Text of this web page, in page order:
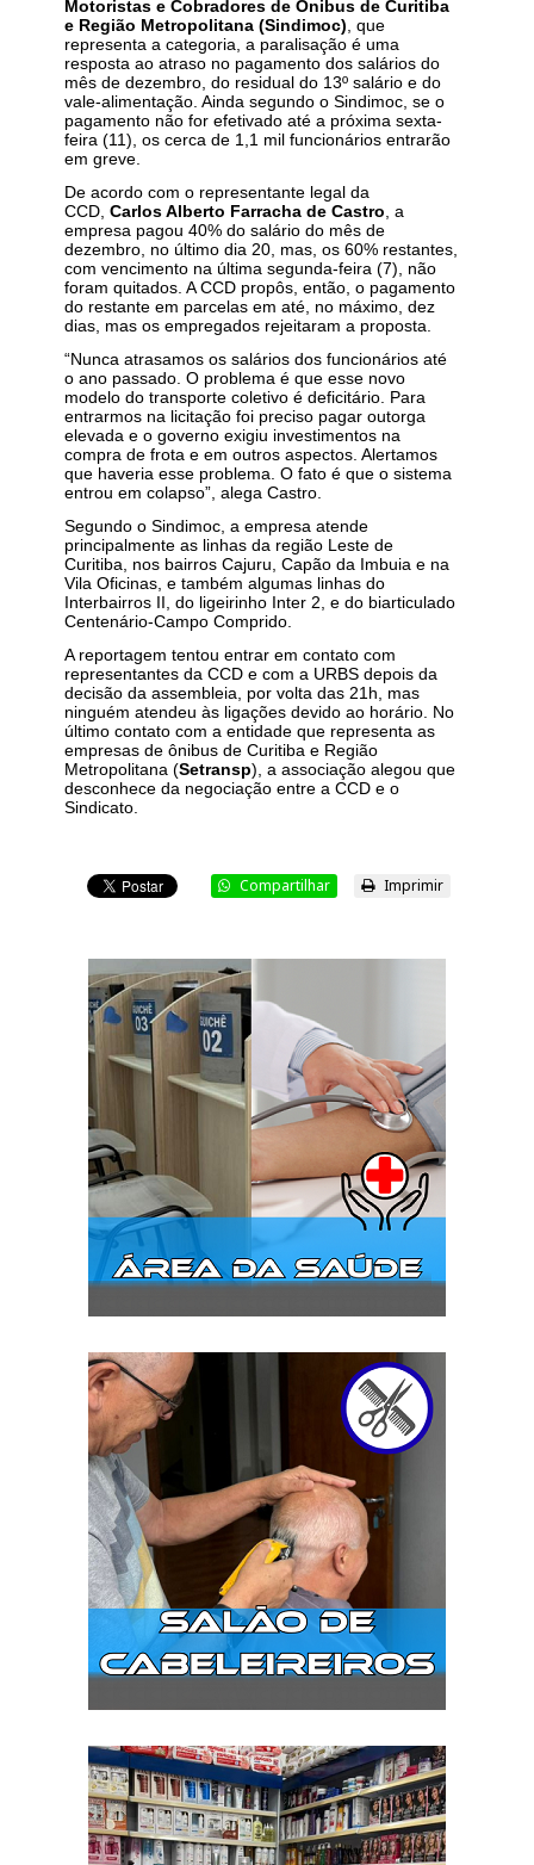
Motoristas e Cobradores de Ônibus de Curitiba
e Região Metropolitana (Sindimoc) , que
representa a categoria, a paralisação é uma
resposta ao atraso no pagamento dos salários do
mês de dezembro, do residual do 13º salário e do
vale-alimentação. Ainda segundo o Sindimoc, se o
pagamento não for efetivado até a próxima sexta-
feira (11), os cerca de 1,1 mil funcionários entrarão
em greve.
De acordo com o representante legal da
CCD, Carlos Alberto Farracha de Castro , a
empresa pagou 40% do salário do mês de
dezembro, no último dia 20, mas, os 60% restantes,
com vencimento na última segunda-feira (7), não
foram quitados. A CCD propôs, então, o pagamento
do restante em parcelas em até, no máximo, dez
dias, mas os empregados rejeitaram a proposta.
“Nunca atrasamos os salários dos funcionários até
o ano passado. O problema é que esse novo
modelo do transporte coletivo é deficitário. Para
entrarmos na licitação foi preciso pagar outorga
elevada e o governo exigiu investimentos na
compra de frota e em outros aspectos. Alertamos
que haveria esse problema. O fato é que o sistema
entrou em colapso”, alega Castro.
Segundo o Sindimoc, a empresa atende
principalmente as linhas da região Leste de
Curitiba, nos bairros Cajuru, Capão da Imbuia e na
Vila Oficinas, e também algumas linhas do
Interbairros II, do ligeirinho Inter 2, e do biarticulado
Centenário-Campo Comprido.
A reportagem tentou entrar em contato com
representantes da CCD e com a URBS depois da
decisão da assembleia, por volta das 21h, mas
ninguém atendeu às ligações devido ao horário. No
último contato com a entidade que representa as
empresas de ônibus de Curitiba e Região
Metropolitana (Setransp), a associação alegou que
desconhece da negociação entre a CCD e o
Sindicato.
Compartilhar Imprimir